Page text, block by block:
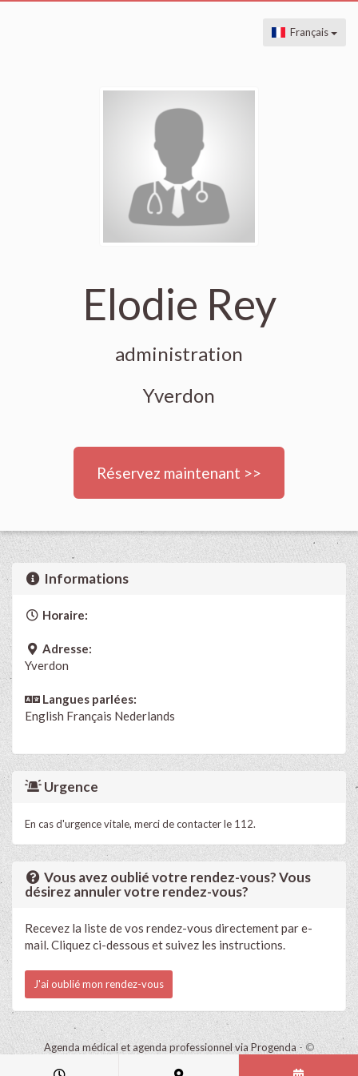
Français
Elodie Rey
administration
Yverdon
Réservez maintenant >>
Informations
Horaire:
Adresse:
Yverdon
Langues parlées:
English Français Nederlands
Urgence
En cas d'urgence vitale, merci de contacter le 112.
Vous avez oublié votre rendez-vous? Vous
désirez annuler votre rendez-vous?
Recevez la liste de vos rendez-vous directement par e-
mail. Cliquez ci-dessous et suivez les instructions.
J'ai oublié mon rendez-vous
Agenda médical et agenda professionnel via Progenda - ©